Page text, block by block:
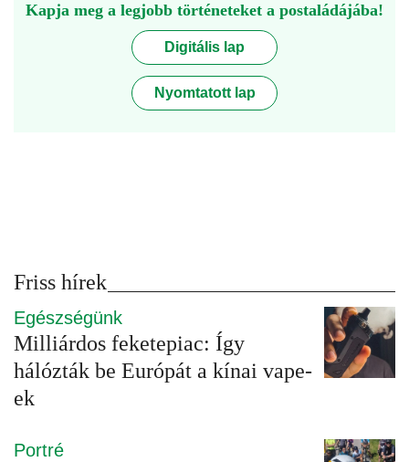
Kapja meg a legjobb történeteket a postaládájába!
Digitális lap
Nyomtatott lap
Friss hírek
Egészségünk
Milliárdos feketepiac: Így
hálózták be Európát a kínai vape-
ek
Portré